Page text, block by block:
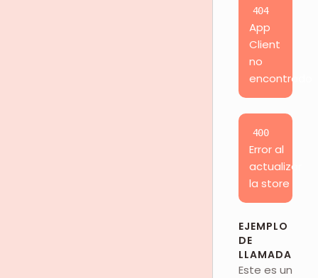
404
App
Client
no
encontrado
400
Error al
actualizar
la store
EJEMPLO
DE
LLAMADA
Este es un